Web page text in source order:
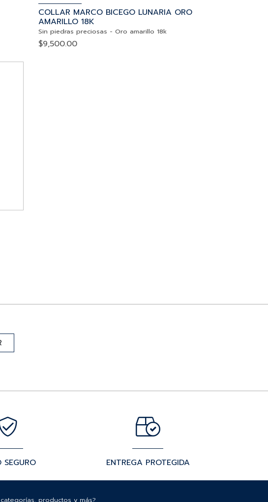
COLLAR MARCO BICEGO LUNARIA ORO
AMARILLO 18K
Sin piedras preciosas - Oro amarillo 18k
$9,500.00
SEGURO ENTREGA PROTEGIDA
productos y más?